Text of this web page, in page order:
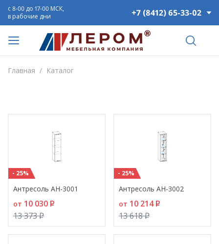
+7 (8412) 65-33-02
с 8-00 до 17-00 МСК,
в рабочие дни
Главная / Каталог
- 25%
Антресоль АН-3001
от 10 030 P
13 373P
- 25%
Антресоль АН-3002
от 10 214P
13 618P